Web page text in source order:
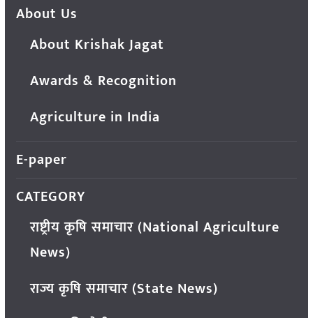
About Us
About Krishak Jagat
Awards & Recognition
Agriculture in India
E-paper
CATEGORY
राष्ट्रीय कृषि समाचार (National Agriculture
News)
राज्य कृषि समाचार (State News)